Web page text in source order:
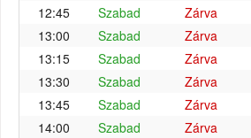
12:45
Szabad Zárva
13:00
Szabad Zárva
13:15
Szabad Zárva
13:30
Szabad Zárva
13:45
Szabad Zárva
14:00
Szabad Zárva